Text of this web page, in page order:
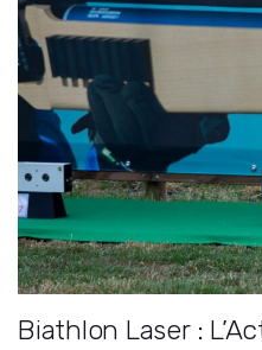
Biathlon Laser :